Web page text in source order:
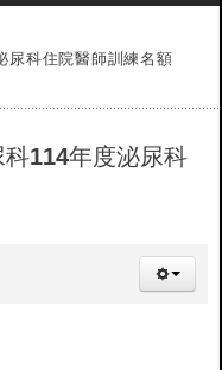
尿科住院醫師訓練名額
114年度泌尿科